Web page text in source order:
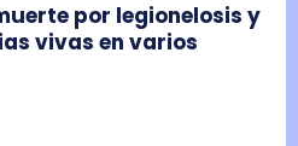
por legionelosis y
vivas en varios